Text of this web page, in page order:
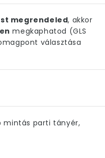
megrendeled, akkor
megkaphatod (GLS
választása
mintás parti tányér,